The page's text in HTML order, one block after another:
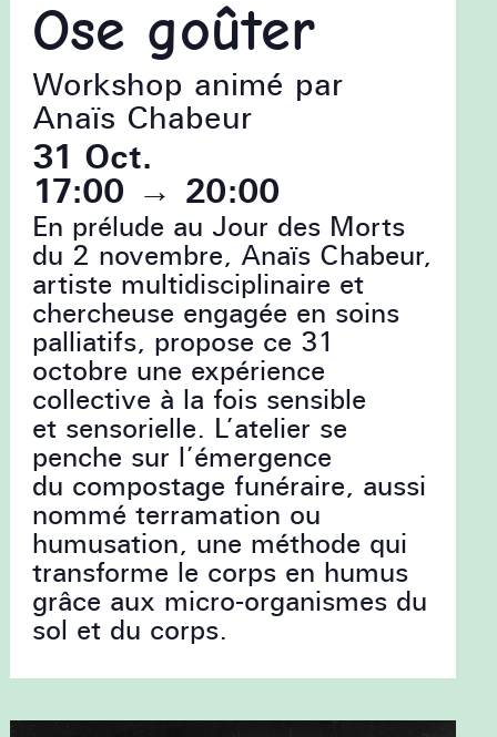
Ose goûter
Workshop animé par
Anaïs Chabeur
31 Oct.
17:00 → 20:00
En prélude au Jour des Morts
du 2 novembre, Anaïs Chabeur,
artiste multidisciplinaire et
chercheuse engagée en soins
palliatifs, propose ce 31
octobre une expérience
collective à la fois sensible
et sensorielle. L’atelier se
penche sur l’émergence
du compostage funéraire, aussi
nommé terramation ou
humusation, une méthode qui
transforme le corps en humus
grâce aux micro-organismes du
sol et du corps.